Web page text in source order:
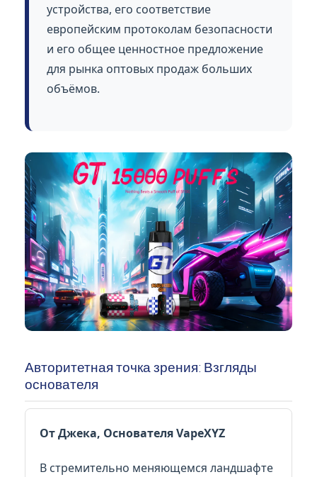
устройства, его соответствие
европейским протоколам безопасности
и его общее ценностное предложение
для рынка оптовых продаж больших
объёмов.
Авторитетная точка зрения: Взгляды
основателя
От Джека, Основателя VapeXYZ
В стремительно меняющемся ландшафте